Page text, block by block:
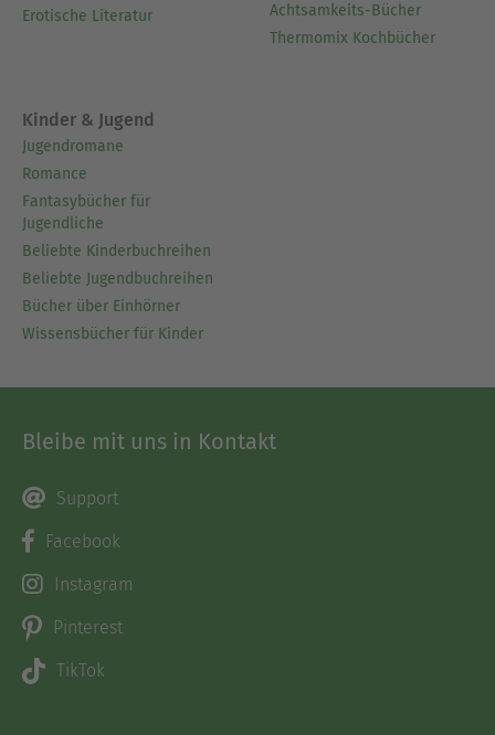
Erotische Literatur
Achtsamkeits-Bücher
Thermomix Kochbücher
Kinder & Jugend
Jugendromane
Romance
Fantasybücher für
Jugendliche
Beliebte Kinderbuchreihen
Beliebte Jugendbuchreihen
Bücher über Einhörner
Wissensbücher für Kinder
Bleibe mit uns in Kontakt
Support
Facebook
Instagram
Pinterest
TikTok